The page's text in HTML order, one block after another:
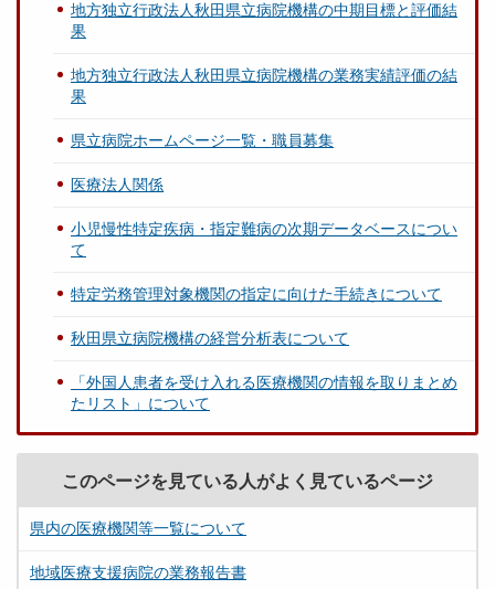
地方独立行政法人秋田県立病院機構の中期目標と評価結
果
地方独立行政法人秋田県立病院機構の業務実績評価の結
果
県立病院ホームページ一覧・職員募集
医療法人関係
小児慢性特定疾病・指定難病の次期データベースについ
て
特定労務管理対象機関の指定に向けた手続きについて
秋田県立病院機構の経営分析表について
「外国人患者を受け入れる医療機関の情報を取りまとめ
たリスト」について
このページを見ている人がよく見ているページ
県内の医療機関等一覧について
地域医療支援病院の業務報告書